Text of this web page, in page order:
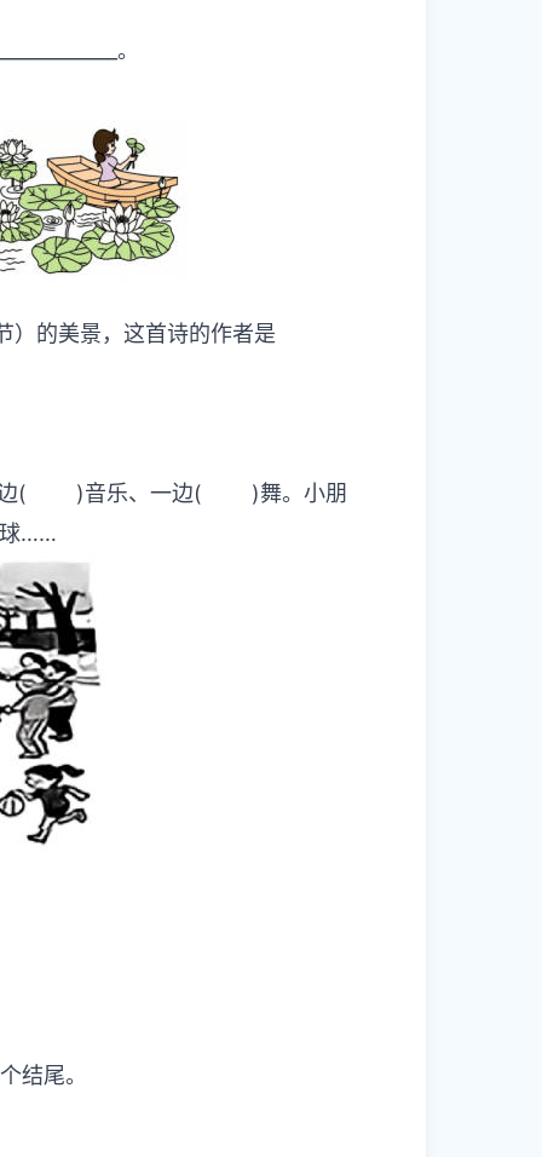
。
）的美景，这首诗的作者是
一边( )音乐、一边( )舞。小朋
球……
个结尾。